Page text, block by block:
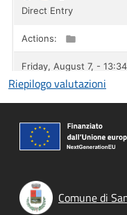
Riepilogo valutazioni
Comune di